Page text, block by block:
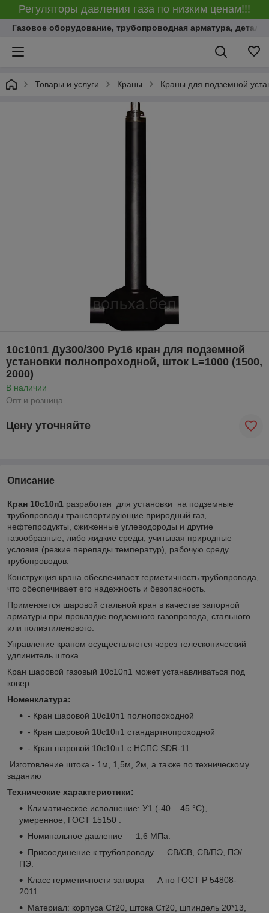
Регуляторы давления газа по низким ценам!!!
Газовое оборудование, трубопроводная арматура,
Товары и услуги Краны Краны для подземной
10с10п1 Ду300/300 Ру16 кран для подземной
установки полнопроходной, шток L=1000 (1500,
2000)
В наличии
Опт и розница
Цену уточняйте
Описание
Кран 10с10п1 разработан для установки на подземные
трубопроводы транспортирующие природный газ,
нефтепродукты, сжиженные углеводороды и другие
газообразные, либо жидкие среды, учитывая природные
условия (резкие перепады температур), рабочую среду
трубопроводов.
Конструкция крана обеспечивает герметичность трубопровода,
что обеспечивает его надежность и безопасность.
Применяется шаровой стальной кран в качестве запорной
арматуры при прокладке подземного газопровода, стального
или полиэтиленового.
Управление краном осуществляется через телескопический
удлинитель штока.
Кран шаровой газовый 10с10п1 может устанавливаться под
ковер.
Номенклатура:
- Кран шаровой 10с10п1 полнопроходной
- Кран шаровой 10с10п1 стандартнопроходной
- Кран шаровой 10с10п1 с НСПС SDR-11
Изготовление штока - 1м, 1,5м, 2м, а также по техническому
заданию
Технические характеристики:
Климатическое исполнение: У1 (-40... 45 °С),
умеренное, ГОСТ 15150 .
Номинальное давление — 1,6 МПа.
Присоединение к трубопроводу — СВ/СВ, СВ/ПЭ, ПЭ/
ПЭ.
Класс герметичности затвора — А по ГОСТ Р 54808-
2011.
Материал: корпуса Ст20, штока Ст20, шпиндель 20*13,